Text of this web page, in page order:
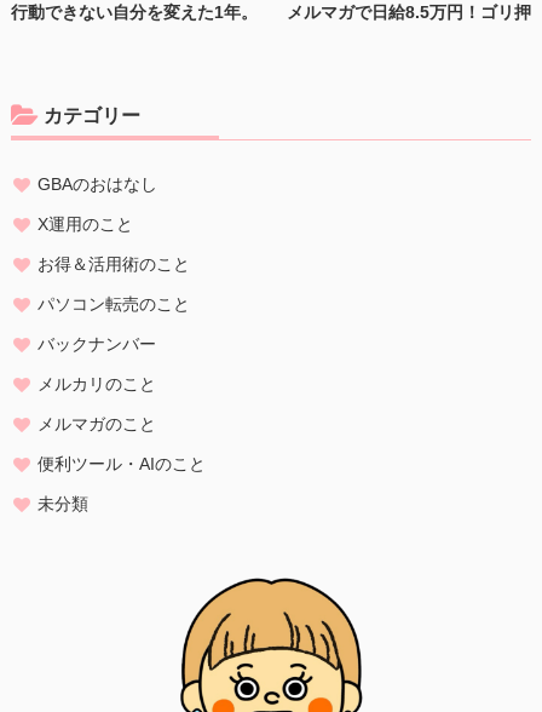
電子メールアドレス、職業、勤務先等、特定の個人を識別し得る情報
をいいます。
個人情報の収集・利用
当方は、以下の目的のため、その範囲内においてのみ、個人情報を収
自発的な提供によるものであり、お客様が個人情報を提供された場合
は、当方が本方針に則って個人情報を 利用することをお客様が許諾し
・新商品の案内などお客様に有益かつ必要と思われる情報の提供
・業務遂行上で必要となる当方からの問い合わせ、確認、および
・各種のお問い合わせ対応
当方は、個人情報の漏洩、滅失、毀損等を防止するために、個人情報
保護管理責任者を設置し、
行動できない自分を変えた1年。
メルマガで日給8.5万円！ゴリ押
カテゴリー
GBAのおはなし
X運用のこと
お得＆活用術のこと
パソコン転売のこと
バックナンバー
メルカリのこと
メルマガのこと
便利ツール・AIのこと
未分類